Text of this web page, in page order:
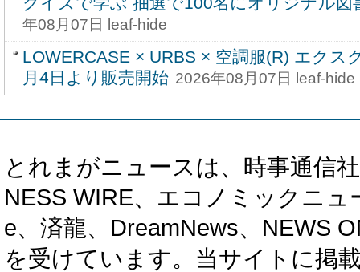
年08月07日 leaf-hide
LOWERCASE × URBS × 空調服(R) エク
月4日より販売開始 2026年08月07日 leaf-hide
とれまがニュースは、時事通信
NESS WIRE、エコノミックニ
e、済龍、DreamNews、NEWS
を受けています。当サイトに掲